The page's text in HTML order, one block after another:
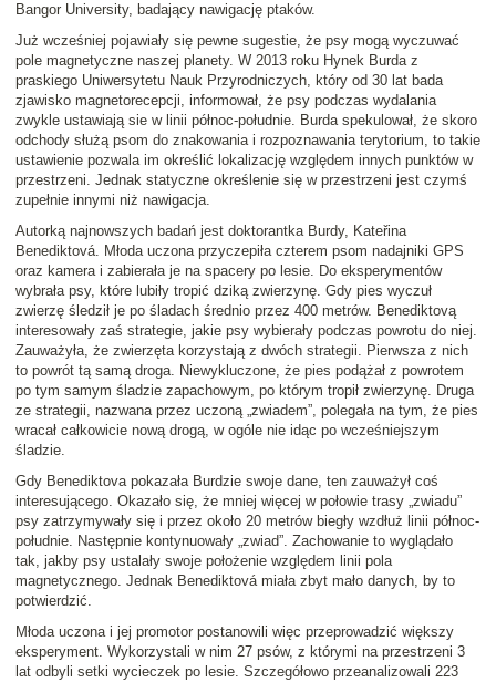
Bangor University, badający nawigację ptaków.
Już wcześniej pojawiały się pewne sugestie, że psy mogą wyczuwać
pole magnetyczne naszej planety. W 2013 roku Hynek Burda z
praskiego Uniwersytetu Nauk Przyrodniczych, który od 30 lat bada
zjawisko magnetorecepcji, informował, że psy podczas wydalania
zwykle ustawiają sie w linii północ-południe. Burda spekulował, że skoro
odchody służą psom do znakowania i rozpoznawania terytorium, to takie
ustawienie pozwala im określić lokalizację względem innych punktów w
przestrzeni. Jednak statyczne określenie się w przestrzeni jest czymś
zupełnie innymi niż nawigacja.
Autorką najnowszych badań jest doktorantka Burdy, Kateřina
Benediktová. Młoda uczona przyczepiła czterem psom nadajniki GPS
oraz kamera i zabierała je na spacery po lesie. Do eksperymentów
wybrała psy, które lubiły tropić dziką zwierzynę. Gdy pies wyczuł
zwierzę śledził je po śladach średnio przez 400 metrów. Benediktovą
interesowały zaś strategie, jakie psy wybierały podczas powrotu do niej.
Zauważyła, że zwierzęta korzystają z dwóch strategii. Pierwsza z nich
to powrót tą samą droga. Niewykluczone, że pies podążał z powrotem
po tym samym śladzie zapachowym, po którym tropił zwierzynę. Druga
ze strategii, nazwana przez uczoną „zwiadem”, polegała na tym, że pies
wracał całkowicie nową drogą, w ogóle nie idąc po wcześniejszym
śladzie.
Gdy Benediktova pokazała Burdzie swoje dane, ten zauważył coś
interesującego. Okazało się, że mniej więcej w połowie trasy „zwiadu”
psy zatrzymywały się i przez około 20 metrów biegły wzdłuż linii północ-
południe. Następnie kontynuowały „zwiad”. Zachowanie to wyglądało
tak, jakby psy ustalały swoje położenie względem linii pola
magnetycznego. Jednak Benediktová miała zbyt mało danych, by to
potwierdzić.
Młoda uczona i jej promotor postanowili więc przeprowadzić większy
eksperyment. Wykorzystali w nim 27 psów, z którymi na przestrzeni 3
lat odbyli setki wycieczek po lesie. Szczegółowo przeanalizowali 223